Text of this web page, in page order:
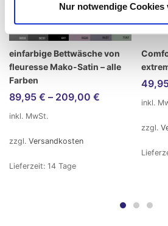
Nur notwendige Cookies
einfarbige Bettwäsche von
fleuresse Mako-Satin – alle
Farben
89,95 € – 209,00 €
inkl. MwSt.
zzgl. Versandkosten
Lieferzeit: 14 Tage
inkl.
zzgl.